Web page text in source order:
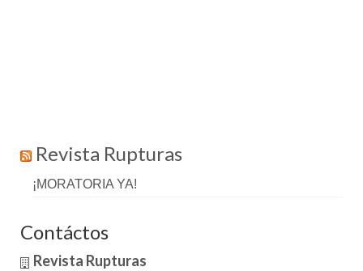
Revista Rupturas
¡MORATORIA YA!
Contáctos
Revista Rupturas